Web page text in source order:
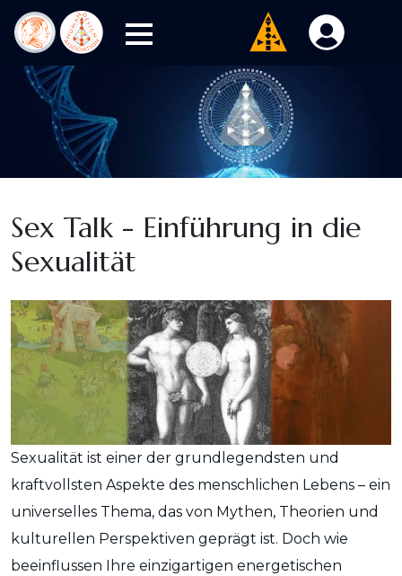
Sex Talk - Einführung in die
Sexualität
Sexualität ist einer der grundlegendsten und
kraftvollsten Aspekte des menschlichen Lebens – ein
universelles Thema, das von Mythen, Theorien und
kulturellen Perspektiven geprägt ist. Doch wie
beeinflussen Ihre einzigartigen energetischen